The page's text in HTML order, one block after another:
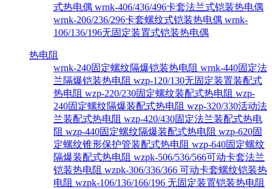
式热电偶 wrnk-406/436/496卡套法兰式铠装热电偶
wrnk-206/236/296卡套螺纹式铠装热电偶 wrnk-
106/136/196无固定装置式铠装热电偶
热电阻
wrnk-240固定螺纹隔爆铠装热电阻 wrnk-440固定法
兰隔爆铠装热电阻 wzp-120/130无固定装置装配式
热电阻 wzp-220/230固定螺纹装配式热电阻 wzp-
240固定螺纹隔爆装配式热电阻 wzp-320/330活动法
兰装配式热电阻 wzp-420/430固定法兰装配式热电
阻 wzp-440固定螺纹隔爆装配式热电阻 wzp-620固
定螺纹锥形保护管装配式热电阻 wzp-640固定螺纹
隔爆装配式热电阻 wzpk-506/536/566可动卡套法兰
铠装热电阻 wzpk-306/336/366 可动卡套螺纹铠装热
电阻 wzpk-106/136/166/196 无固定装置铠装热电阻